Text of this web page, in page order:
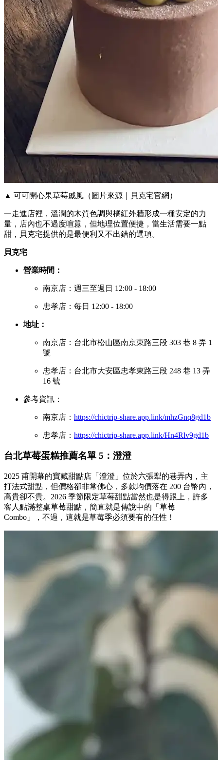
▲ 可可開心果草莓戚風（圖片來源｜貝克宅官網）
一走進店裡，溫潤的木質色調與橘紅外牆形成一種安定的力
量，店內也不過度喧囂，但地理位置便捷，當生活需要一點
甜，貝克宅提供的是最便利又不出錯的選項。
貝克宅
營業時間：
南京店：週三至週日 12:00 - 18:00
忠孝店：每日 12:00 - 18:00
地址：
南京店：台北市松山區南京東路三段 303 巷 8 弄 1
號
忠孝店：台北市大安區忠孝東路三段 248 巷 13 弄
16 號
參考資訊：
南京店： https://chictrip-share.app.link/mhzGnq8gd1b
忠孝店： https://chictrip-share.app.link/Hn4Rlv9gd1b
台北草莓蛋糕推薦名單 5：澄澄
2025 甫開幕的寶藏甜點店「澄澄」位於六張犁的巷弄內，主
打法式甜點，但價格卻非常佛心，多款均價落在 200 台幣內，
高貴卻不貴。2026 季節限定草莓甜點當然也是得跟上，許多
客人點滿整桌草莓甜點，簡直就是傳說中的「草莓
Combo」，不過，這就是草莓季必須要有的任性！